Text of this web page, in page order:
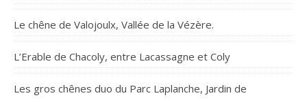
Le chêne de Valojoulx, Vallée de la Vézère.
L’Erable de Chacoly, entre Lacassagne et Coly
Les gros chênes duo du Parc Laplanche, Jardin de